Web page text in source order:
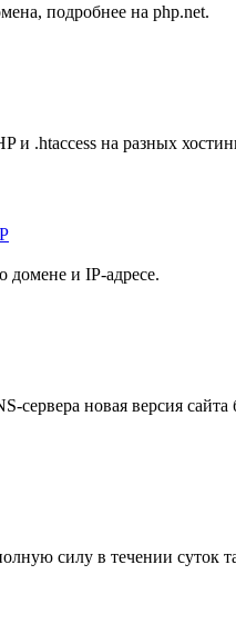
подробнее на php.net.
и .htaccess на разных
домене и IP-адресе.
сервера новая версия
силу в течении суток